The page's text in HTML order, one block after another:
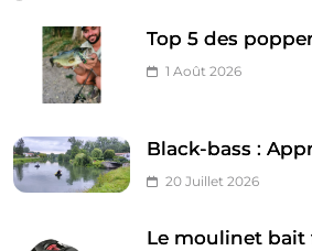
Top 5 des
1 Août 2026
Black-bass :
20 Juillet 2026
Le moulinet bait